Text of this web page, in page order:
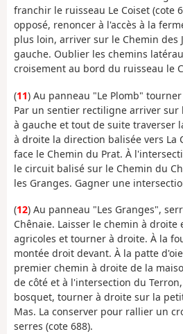
franchir le ruisseau Le Coiset (cote
opposé, renoncer à l'accès à la
plus loin, arriver sur le Chemin des
gauche. Oublier les chemins
croisement au bord du ruisseau le
(11) Au panneau "Le Plomb"
Par un sentier rectiligne arriver sur
à gauche et tout de suite traverser
à droite la direction balisée vers La
face le Chemin du Prat. À
le circuit balisé sur le Chemin du
les Granges. Gagner une
(12) Au panneau "Les Granges",
Chênaie. Laisser le chemin à
agricoles et tourner à droite. À la
montée droit devant. À la patte
premier chemin à droite de la
de côté et à l'intersection du
bosquet, tourner à droite sur la
Mas. La conserver pour rallier un
serres (cote 688).